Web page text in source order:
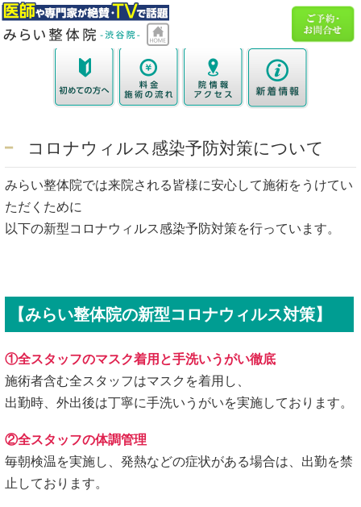
コロナウィルス感染予防対策について
みらい整体院では来院される皆様に安心して施術をうけてい
ただくために
以下の新型コロナウィルス感染予防対策を行っています。
【みらい整体院の新型コロナウィルス対策】
①全スタッフのマスク着用と手洗いうがい徹底
施術者含む全スタッフはマスクを着用し、
出勤時、外出後は丁寧に手洗いうがいを実施しております。
②全スタッフの体調管理
毎朝検温を実施し、発熱などの症状がある場合は、出勤を禁
止しております。